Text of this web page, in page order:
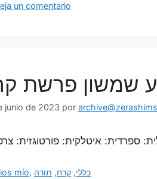
un comentario
שמשון פרשת
junio de 2023 por
mío, כללי, קרח, תורה